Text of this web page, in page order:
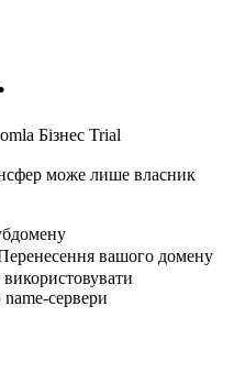
Бізнес Trial
може лише власник
вашого домену
сервери